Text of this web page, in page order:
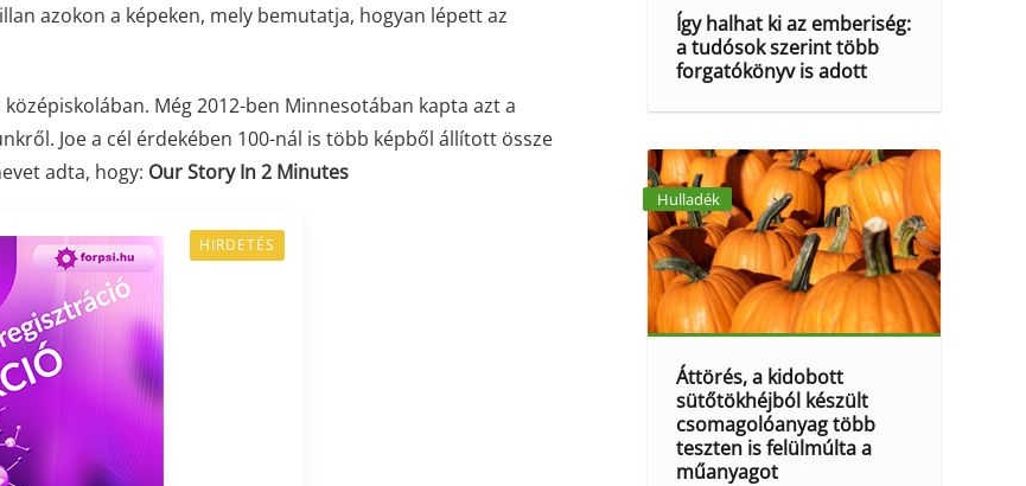
azokon a képeken, mely bemutatja, hogyan lépett az
Még 2012-ben Minnesotában kapta azt a
Joe a cél érdekében 100-nál is több képből állított össze
adta, hogy: Our Story In 2 Minutes
HIRDETÉS
Így halhat ki az emberiség:
a tudósok szerint több
forgatókönyv is adott
Hulladék
Áttörés, a kidobott
sütőtökhéjból készült
csomagolóanyag több
teszten is felülmúlta a
műanyagot